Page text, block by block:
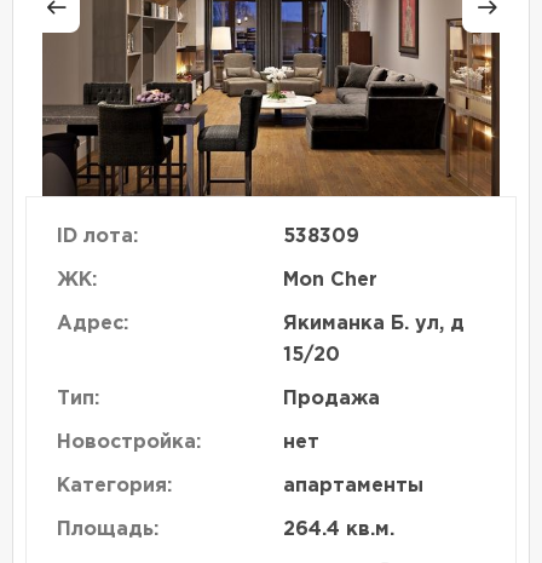
ID лота: 538309
ЖК: Mon Cher
Адрес:
Якиманка Б. ул, д
15/20
Тип: Продажа
Новостройка: нет
Категория: апартаменты
Площадь: 264.4 кв.м.